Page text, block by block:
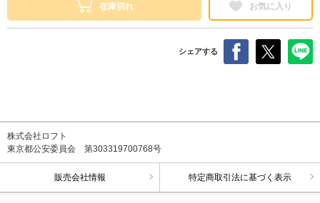
在庫切れ お気に入り
シェアする
株式会社ロフト
東京都公安委員会 第303319700768号
販売会社情報 特定商取引法に基づく表示